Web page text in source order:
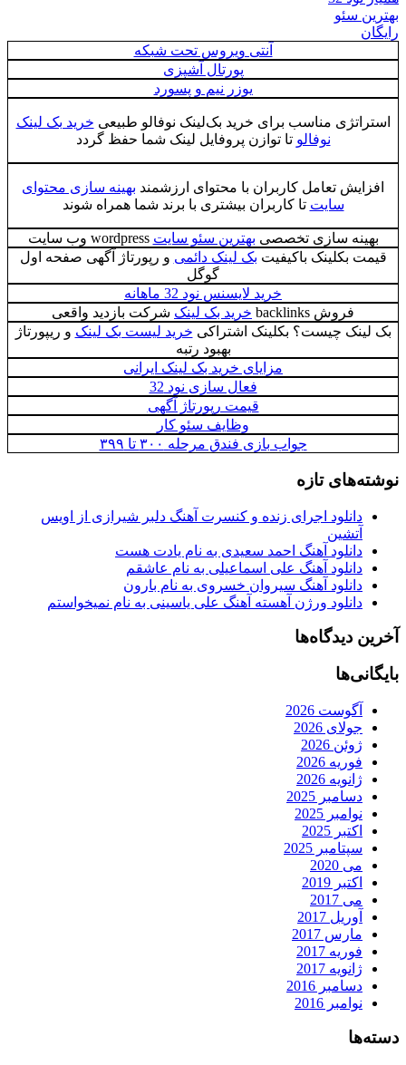
بهترین سئو
رایگان
آنتی ویروس تحت شبکه
پورتال آشپزی
یوزر نیم و پسورد
استراتژی مناسب برای خرید بک‌لینک نوفالو طبیعی خرید بک لینک
نوفالو تا توازن پروفایل لینک شما حفظ گردد
افزایش تعامل کاربران با محتوای ارزشمند بهینه سازی محتوای
سایت تا کاربران بیشتری با برند شما همراه شوند
بهینه سازی تخصصی بهترین سئو سایت wordpress وب سایت
قیمت بکلینک باکیفیت بک لینک دائمی و رپورتاژ آگهی صفحه اول
گوگل
خرید لایسنس نود 32 ماهانه
فروش backlinks
خرید بک لینک شرکت بازدید واقعی
بک لینک چیست؟ بکلینک اشتراکی خرید لیست بک لینک و ریپورتاژ
بهبود رتبه
مزایای خرید بک لینک ایرانی
فعال سازی نود 32
قیمت رپورتاژ آگهی
وظایف سئو کار
جواب بازی فندق مرحله ۳۰۰ تا ۳۹۹
نوشته‌های تازه
دانلود اجرای زنده و کنسرت آهنگ دلبر شیرازی از اویس
آتشین
دانلود آهنگ احمد سعیدی به نام یادت هست
دانلود آهنگ علی اسماعیلی به نام عاشقم
دانلود آهنگ سیروان خسروی به نام بارون
دانلود ورژن آهسته آهنگ علی یاسینی به نام نمیخواستم
آخرین دیدگاه‌ها
بایگانی‌ها
آگوست 2026
جولای 2026
ژوئن 2026
فوریه 2026
ژانویه 2026
دسامبر 2025
نوامبر 2025
اکتبر 2025
سپتامبر 2025
می 2020
اکتبر 2019
می 2017
آوریل 2017
مارس 2017
فوریه 2017
ژانویه 2017
دسامبر 2016
نوامبر 2016
دسته‌ها